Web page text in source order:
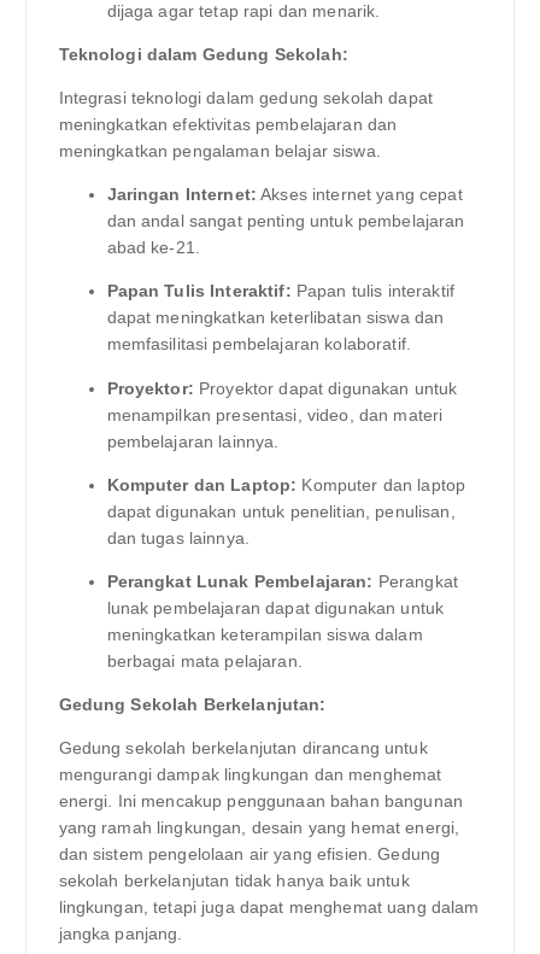
dijaga agar tetap rapi dan menarik.
Teknologi dalam Gedung Sekolah:
Integrasi teknologi dalam gedung sekolah dapat
meningkatkan efektivitas pembelajaran dan
meningkatkan pengalaman belajar siswa.
Jaringan Internet: Akses internet yang cepat
dan andal sangat penting untuk pembelajaran
abad ke-21.
Papan Tulis Interaktif: Papan tulis interaktif
dapat meningkatkan keterlibatan siswa dan
memfasilitasi pembelajaran kolaboratif.
Proyektor: Proyektor dapat digunakan untuk
menampilkan presentasi, video, dan materi
pembelajaran lainnya.
Komputer dan Laptop: Komputer dan laptop
dapat digunakan untuk penelitian, penulisan,
dan tugas lainnya.
Perangkat Lunak Pembelajaran: Perangkat
lunak pembelajaran dapat digunakan untuk
meningkatkan keterampilan siswa dalam
berbagai mata pelajaran.
Gedung Sekolah Berkelanjutan:
Gedung sekolah berkelanjutan dirancang untuk
mengurangi dampak lingkungan dan menghemat
energi. Ini mencakup penggunaan bahan bangunan
yang ramah lingkungan, desain yang hemat energi,
dan sistem pengelolaan air yang efisien. Gedung
sekolah berkelanjutan tidak hanya baik untuk
lingkungan, tetapi juga dapat menghemat uang dalam
jangka panjang.